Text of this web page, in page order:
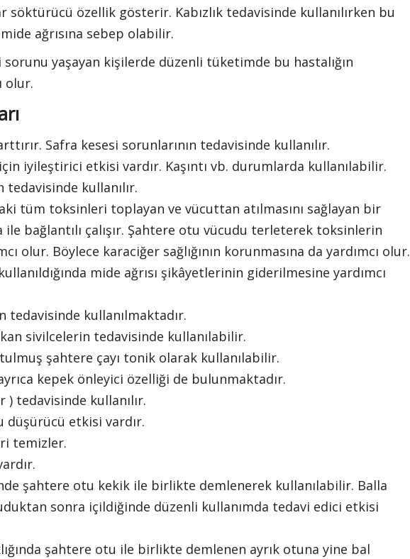
söktürücü özellik gösterir. Kabızlık tedavisinde kullanılırken bu
ağrısına sebep olabilir.
sorunu yaşayan kişilerde düzenli tüketimde bu hastalığın
olur.
Safra kesesi sorunlarının tedavisinde kullanılır.
iyileştirici etkisi vardır. Kaşıntı vb. durumlarda kullanılabilir.
kullanılır.
tüm toksinleri toplayan ve vücuttan atılmasını sağlayan bir
ile bağlantılı çalışır. Şahtere otu vücudu terleterek toksinlerin
olur. Böylece karaciğer sağlığının korunmasına da yardımcı olur.
mide ağrısı şikâyetlerinin giderilmesine yardımcı
tedavisinde kullanılmaktadır.
sivilcelerin tedavisinde kullanılabilir.
şahtere çayı tonik olarak kullanılabilir.
kepek önleyici özelliği de bulunmaktadır.
) tedavisinde kullanılır.
düşürücü etkisi vardır.
temizler.
şahtere otu kekik ile birlikte demlenerek kullanılabilir. Balla
sonra içildiğinde düzenli kullanımda tedavi edici etkisi
şahtere otu ile birlikte demlenen ayrık otuna yine bal